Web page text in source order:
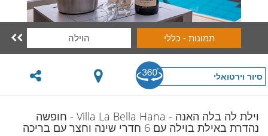
תמונות - כללי הוילה 
סיור וירטואלי
וילת לה בלה האנה - Villa La Bella Hana - חופשה
נהדרת באילת בוילה עם 6 חדרי שינה וחצר עם בריכה